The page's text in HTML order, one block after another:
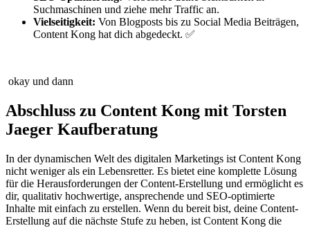
Suchmaschinen und ziehe mehr Traffic an.
Vielseitigkeit: Von Blogposts bis zu Social Media Beiträgen,
Content Kong hat dich abgedeckt. ✅
okay und dann
Abschluss zu Content Kong mit Torsten
Jaeger Kaufberatung
In der dynamischen Welt des digitalen Marketings ist Content Kong
nicht weniger als ein Lebensretter. Es bietet eine komplette Lösung
für die Herausforderungen der Content-Erstellung und ermöglicht es
dir, qualitativ hochwertige, ansprechende und SEO-optimierte
Inhalte mit einfach zu erstellen. Wenn du bereit bist, deine Content-
Erstellung auf die nächste Stufe zu heben, ist Content Kong die